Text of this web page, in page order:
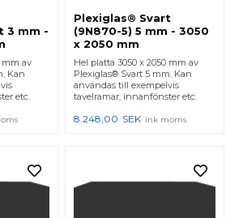
3 mm -
mm av
Kan
etc.
Plexiglas® Svart
(9N870-5) 5 mm - 3050
x 2050 mm
Hel platta 3050 x 2050 mm av
Plexiglas® Svart 5 mm. Kan
användas till exempelvis
tavelramar, innanfönster etc.
8.248,00 SEK ink moms